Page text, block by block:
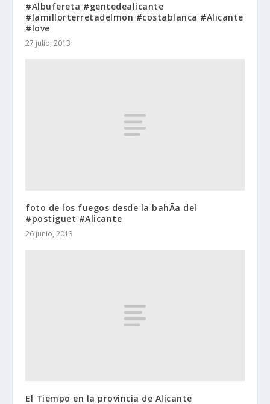
#Albufereta #gentedealicante
#lamillorterretadelmon #costablanca #Alicante
#love
27 julio, 2013
foto de los fuegos desde la bahÃ­a del
#postiguet #Alicante
26 junio, 2013
El Tiempo en la provincia de Alicante